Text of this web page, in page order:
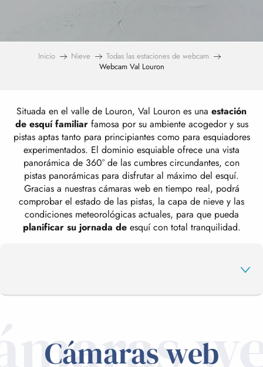
Inicio Nieve
Todas las estaciones de webcam
Webcam Val Louron
Situada en el valle de Louron, Val Louron es una estación
de esquí familiarfamosa por su ambiente acogedor y sus
pistas aptas tanto para principiantes como para esquiadores
experimentados. El dominio esquiable ofrece una vista
panorámica de 360° de las cumbres circundantes, con
pistas panorámicas para disfrutar al máximo del esquí.
Gracias a nuestras cámaras web en tiempo real, podrá
comprobar el estado de las pistas, la capa de nieve y las
condiciones meteorológicas actuales, para que pueda
planificar su jornada deesquí con total tranquilidad.
Cámaras web